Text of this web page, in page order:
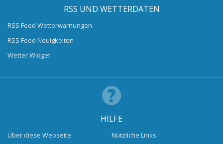
RSS UND WETTERDATEN
RSS Feed Wetterwarnungen
RSS Feed Neuigkeiten
Wetter Widget
HILFE
Über diese Webseite Nützliche Links